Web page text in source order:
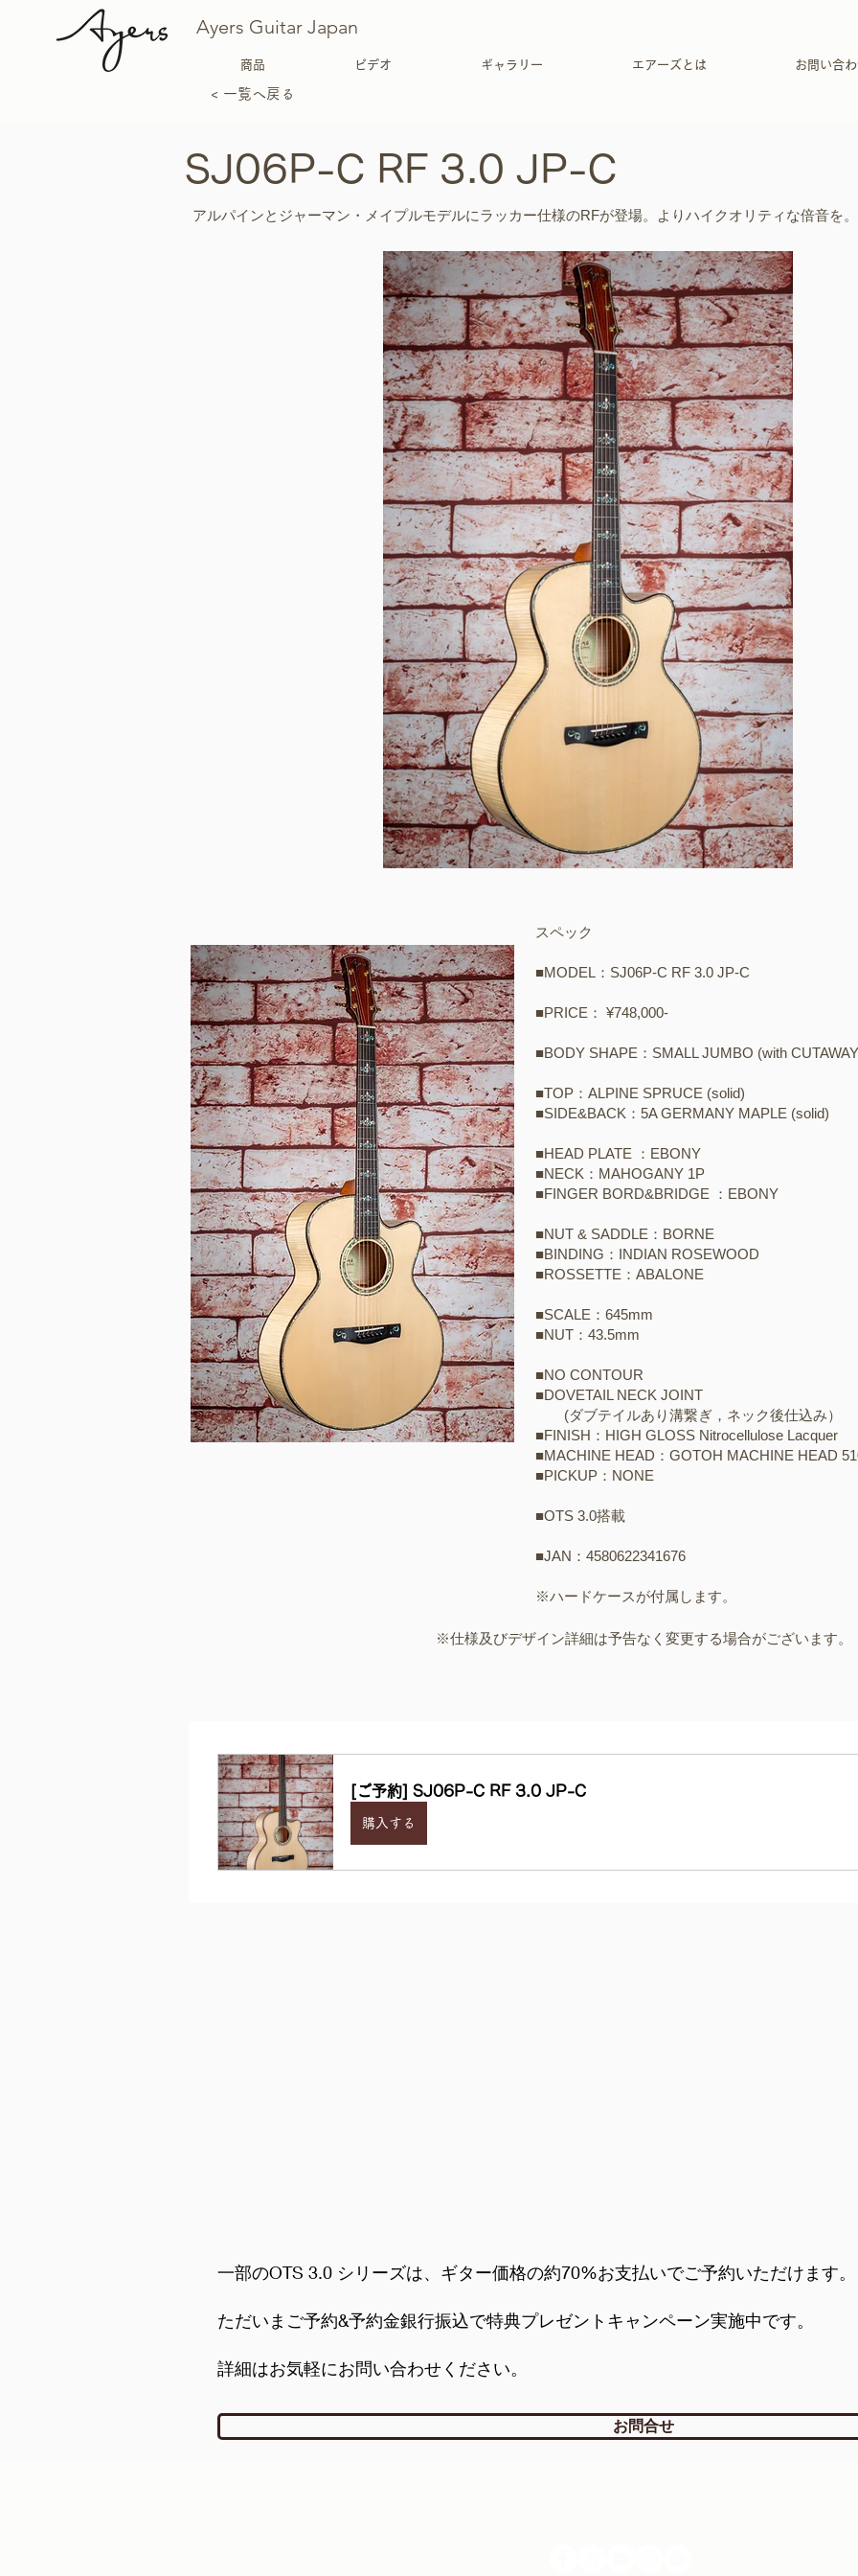
Ayers Guitar Japan
商品 ビデオ ギャラリー エアーズとは お問い合
< 一覧へ戻る
SJ06P-C RF 3.0 JP-C
アルパインとジャーマン・メイプルモデルにラッカー仕様のRFが登場。よりハイクオリティな倍音を。
スペック
■MODEL：SJ06P-C RF 3.0 JP-C
■PRICE：​​ ¥748,000-
​■BODY SHAPE：SMALL JUMBO (with
■TOP：ALPINE SPRUCE (solid)
■SIDE&BACK：5A GERMANY MAPLE (solid)​
■HEAD PLATE ：EBONY
■NECK：MAHOGANY 1P
■FINGER BORD&BRIDGE ：EBONY​
​■NUT & SADDLE：BORNE
■BINDING：INDIAN ROSEWOOD
■ROSSETTE：ABALONE
■SCALE：645mm
■NUT：43.5mm
■NO CONTOUR
■DOVETAIL NECK JOINT
(ダブテイルあり溝繋ぎ，ネック後仕込み）
■FINISH：HIGH GLOSS​ Nitrocellulose Lacquer
■MACHINE HEAD：GOTOH MACHINE HEAD
■PICKUP：NONE
■OTS 3.0​​搭載
​■JAN：4580622341676
※ハードケースが付属します。
​※仕様及びデザイン詳細は予告なく変更する場合がございます。
[ご予約] SJ06P-C RF 3.0 JP-C
購入する
一部のOTS 3.0 シリーズは、ギター価格の約70%お支払いでご予約いただけます。
ただいまご予約&予約金銀行振込で特典プレゼントキャンペーン実施中です。
詳細はお気軽にお問い合わせください。
お問合せ